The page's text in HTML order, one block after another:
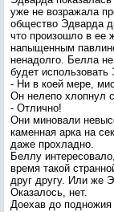
уже не возражала
общество Эдварда
что произошло в ее
напыщенным
ненадолго. Белла
будет
- Ни в коей мере,
Он нелепо хлопнул
- Отлично!
Они миновали
каменная арка на
даже прохладно.
Беллу
время такой
друг другу. Или же
Оказалось, нет.
Доехав до